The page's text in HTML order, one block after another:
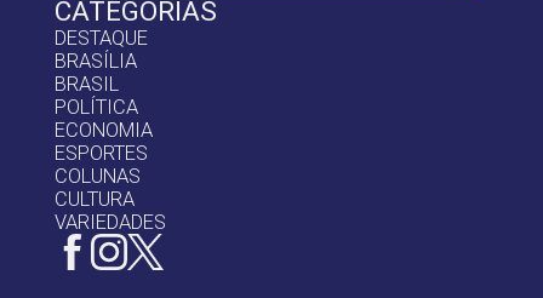
CATEGORIAS
DESTAQUE
BRASÍLIA
BRASIL
POLÍTICA
ECONOMIA
ESPORTES
COLUNAS
CULTURA
VARIEDADES